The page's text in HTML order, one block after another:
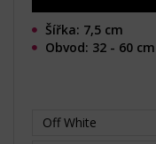
Šířka: 7,5 cm
Obvod: 32 - 60 cm
Off White